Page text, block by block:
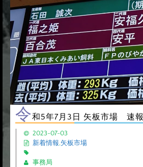
令和5年7月3日 矢板市場 速報
2023-07-03
新着情報,矢板市場
事務局